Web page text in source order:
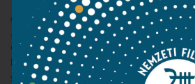
A kezdetek
„Másfél éves koromban tudtam
éves gyermek, megvoltak a
kezdtem zongorázni tanulni
származnak az első